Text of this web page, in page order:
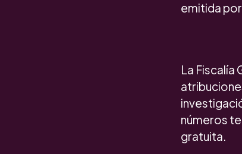
emitida
La Fiscalía
números
gratuita.